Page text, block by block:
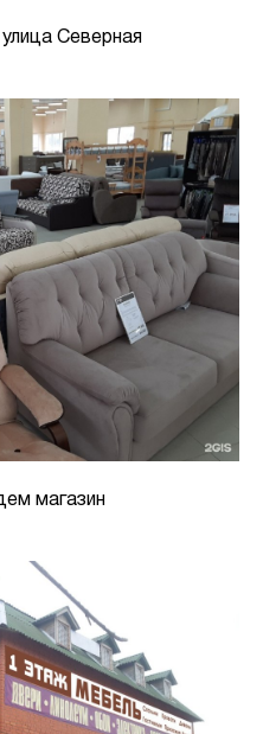
Северная
магазин